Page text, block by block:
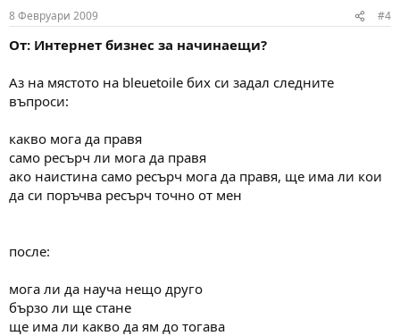
8 Февруари 2009 #4
От: Интернет бизнес за начинаещи?
Аз на мястото на bleuetoile бих си задал следните
въпроси:
какво мога да правя
само ресърч ли мога да правя
ако наистина само ресърч мога да правя, ще има ли кои
да си поръчва ресърч точно от мен
после:
мога ли да науча нещо друго
бързо ли ще стане
ще има ли какво да ям до тогава